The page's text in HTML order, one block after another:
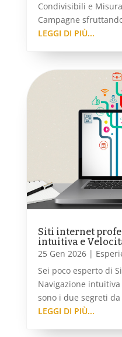
Condivisibili e
Campagne
LEGGI DI PIÙ...
Siti internet
intuitiva e
25 Gen 2026|
Sei poco esperto di
Navigazione
sono i due segreti
LEGGI DI PIÙ...